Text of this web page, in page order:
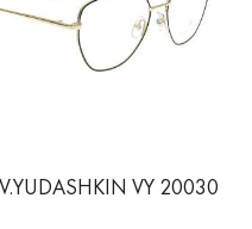
VY 20030